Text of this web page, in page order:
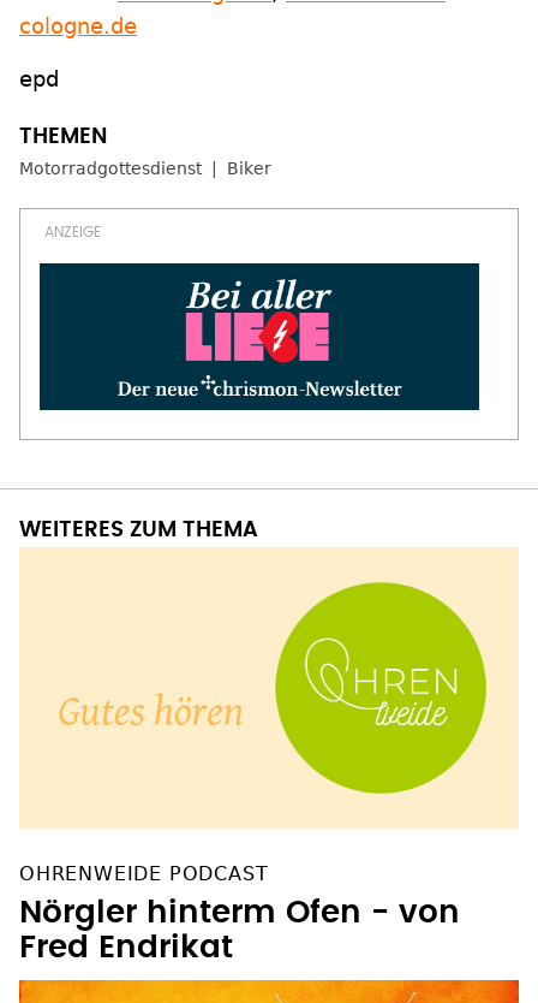
cologne.de
epd
Motorradgottesdienst Biker
WEITERES ZUM THEMA
OHRENWEIDE PODCAST
Nörgler hinterm Ofen - von
Fred Endrikat